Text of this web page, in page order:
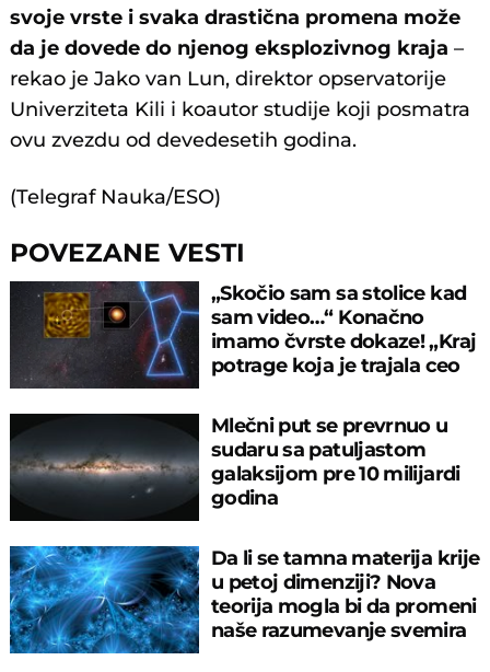
svoje vrste i svaka drastična promena može
da je dovede do njenog eksplozivnog kraja –
rekao je Jako van Lun, direktor opservatorije
Univerziteta Kili i koautor studije koji posmatra
ovu zvezdu od devedesetih godina.
(Telegraf Nauka/ESO)
POVEZANE VESTI
„Skočio sam sa stolice kad
sam video…“ Konačno
imamo čvrste dokaze! „Kraj
potrage koja je trajala ceo
Mlečni put se prevrnuo u
sudaru sa patuljastom
galaksijom pre 10 milijardi
godina
Da li se tamna materija krije
u petoj dimenziji? Nova
teorija mogla bi da promeni
naše razumevanje svemira